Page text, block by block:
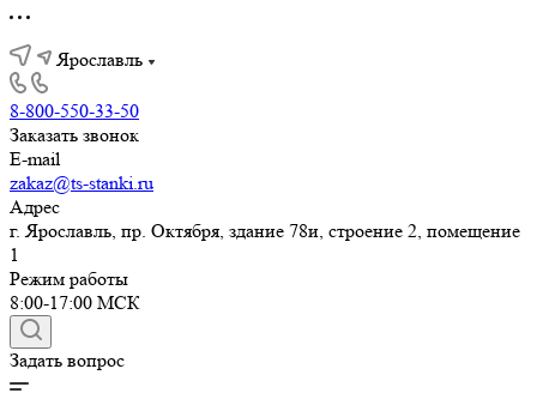
Ярославль
8-800-550-33-50
Заказать звонок
E-mail
zakaz@ts-stanki.ru
Адрес
г. Ярославль, пр. Октября, здание 78и, строение 2, помещение
1
Режим работы
8:00-17:00 МСК
Задать вопрос